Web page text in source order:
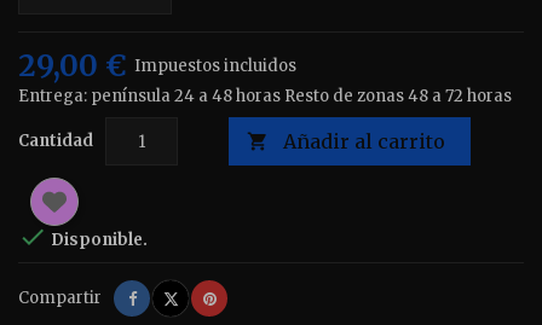
29,00 € Impuestos incluidos
Entrega: península 24 a 48 horas Resto de zonas 48 a 72 horas
Cantidad  Añadir al carrito
 Disponible.
Compartir Compartir
TuitearPinterest